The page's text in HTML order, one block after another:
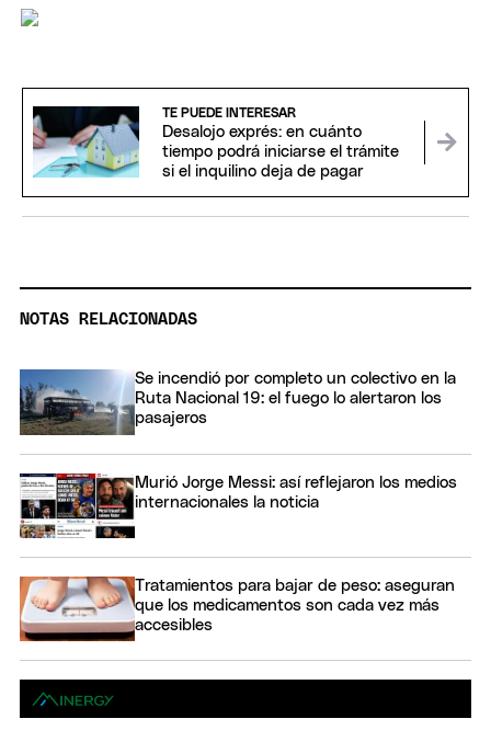
TE PUEDE INTERESAR
Desalojo exprés: en cuánto
tiempo podrá iniciarse el trámite
si el inquilino deja de pagar
NOTAS RELACIONADAS
Se incendió por completo un colectivo en la
Ruta Nacional 19: el fuego lo alertaron los
pasajeros
Murió Jorge Messi: así reflejaron los medios
internacionales la noticia
Tratamientos para bajar de peso: aseguran
que los medicamentos son cada vez más
accesibles